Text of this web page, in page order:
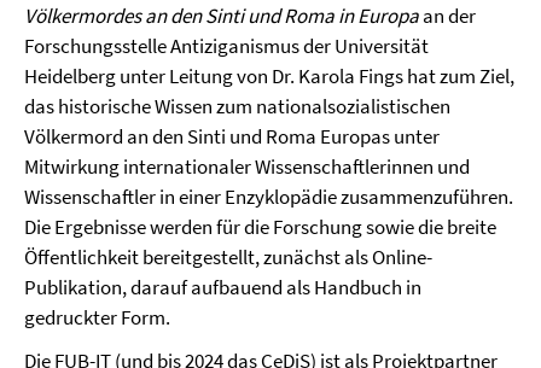
Völkermordes an den Sinti und Roma in Europaan der
Forschungsstelle Antiziganismus der Universität
Heidelberg unter Leitung von Dr. Karola Fings hat zum Ziel,
das historische Wissen zum nationalsozialistischen
Völkermord an den Sinti und Roma Europas unter
Mitwirkung internationaler Wissenschaftlerinnen und
Wissenschaftler in einer Enzyklopädie zusammenzuführen.
Die Ergebnisse werden für die Forschung sowie die breite
Öffentlichkeit bereitgestellt, zunächst als Online-
Publikation, darauf aufbauend als Handbuch in
gedruckter Form.
Die FUB-IT (und bis 2024 das CeDiS) ist als Projektpartner